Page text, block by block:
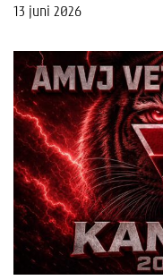
13 juni 2026